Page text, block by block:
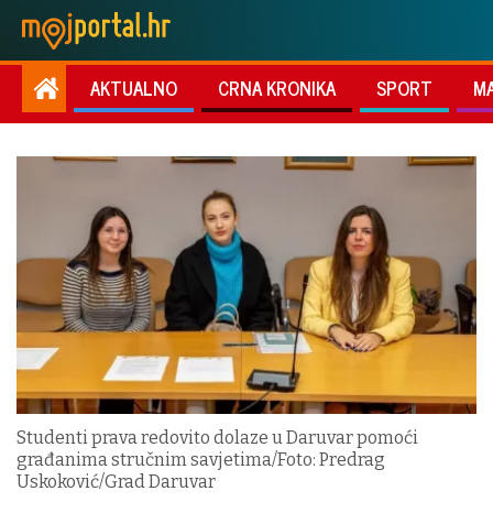
AKTUALNO CRNA KRONIKA SPORT
Studenti prava redovito dolaze u Daruvar pomoći
građanima stručnim savjetima/Foto: Predrag
Uskoković/Grad Daruvar